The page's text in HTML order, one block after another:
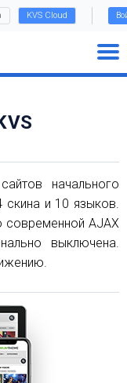
KVS Cloud
начального
и 10 языков.
современной AJAX
выключена.